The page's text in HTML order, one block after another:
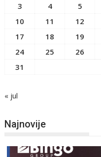
3
4 5
10
11 12
17
18 19
24
25 26
31
« jul
Najnovije